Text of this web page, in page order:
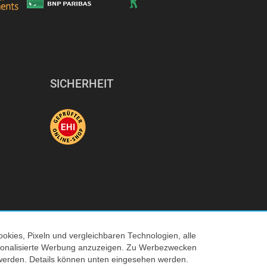
SICHERHEIT
© 2026 Tecedo
Pixeln und vergleichbaren Technologien, alle
Werbung anzuzeigen. Zu Werbezwecken
Details können unten eingesehen werden.